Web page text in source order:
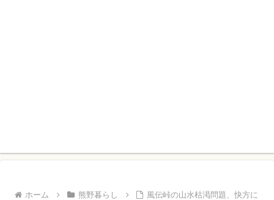
ホーム 熊野暮らし
風伝峠の山水枯渇問題、快方に